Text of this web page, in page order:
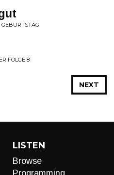
GEBURTSTAG
FOLGE 8
NEXT
LISTEN
Browse
Programming